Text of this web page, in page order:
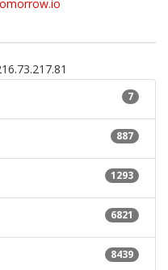
7
887
1293
6821
8439